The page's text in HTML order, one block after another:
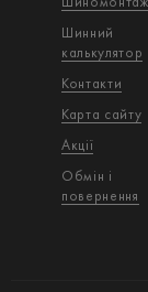
Шинний
калькулятор
Контакти
Карта сайту
Акції
Обмін і
повернення